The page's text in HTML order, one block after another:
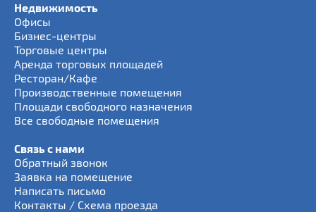
Недвижимость
Офисы
Бизнес-центры
Торговые центры
Аренда торговых площадей
Ресторан/Кафе
Производственные помещения
Площади свободного назначения
Все свободные помещения
Связь с нами
Обратный звонок
Заявка на помещение
Написать письмо
Контакты / Схема проезда